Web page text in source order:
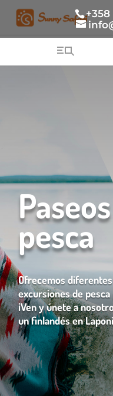
+358
pesca
Ofrecemos
excursiones de
¡Ven y únete a
un finlandés en